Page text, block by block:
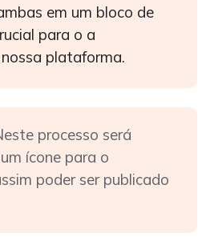
em um bloco de
para o a
plataforma.
processo será
ícone para o
poder ser publicado